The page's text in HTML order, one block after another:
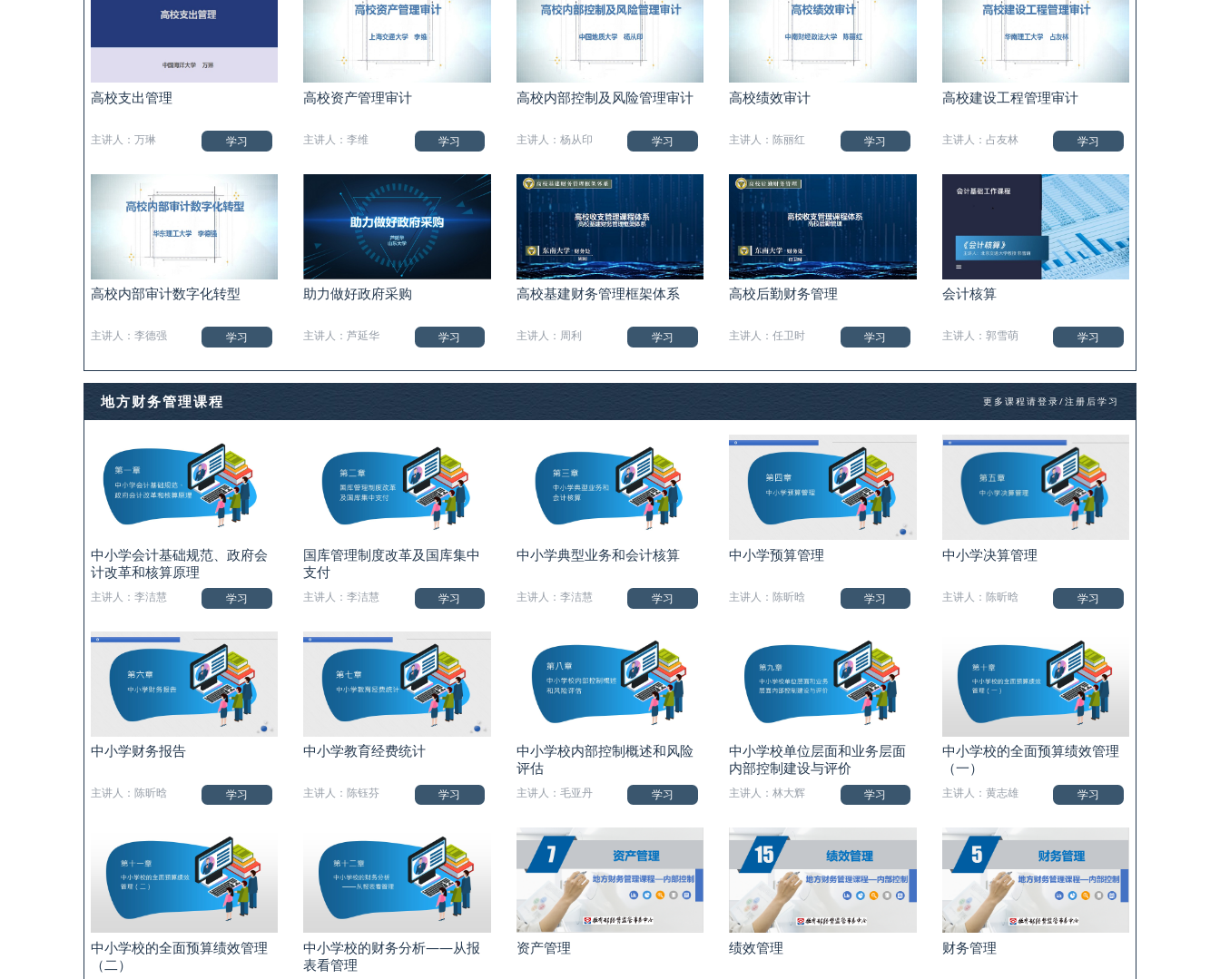
高校支出管理
主讲人：万琳 学习
高校资产管理审计
主讲人：李维 学习
高校内部控制及风险管理审计
主讲人：杨从印 学习
高校绩效审计
主讲人：陈丽红 学习
高校建设工程管理审计
主讲人：占友林 学习
高校内部审计数字化转型
主讲人：李德强 学习
助力做好政府采购
主讲人：芦延华 学习
高校基建财务管理框架体系
主讲人：周利 学习
高校后勤财务管理
主讲人：任卫时 学习
会计核算
主讲人：郭雪萌 学习
地方财务管理课程 更多课程请登录/注册后学习
中小学会计基础规范、政府会
计改革和核算原理
主讲人：李洁慧 学习
国库管理制度改革及国库集中
支付
主讲人：李洁慧 学习
中小学典型业务和会计核算
主讲人：李洁慧 学习
中小学预算管理
主讲人：陈昕晗 学习
中小学决算管理
主讲人：陈昕晗 学习
中小学财务报告
主讲人：陈昕晗 学习
中小学教育经费统计
主讲人：陈钰芬 学习
中小学校内部控制概述和风险
评估
主讲人：毛亚丹 学习
中小学校单位层面和业务层面
内部控制建设与评价
主讲人：林大辉 学习
中小学校的全面预算绩效管理
（一）
主讲人：黄志雄 学习
中小学校的全面预算绩效管理
（二）
中小学校的财务分析——从报
表看管理
资产管理 绩效管理 财务管理